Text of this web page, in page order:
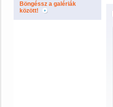
Böngéssz a galériák
között!